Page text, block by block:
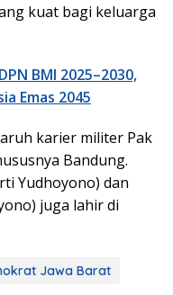
kuat bagi keluarga
BMI 2025–2030,
Emas 2045
karier militer Pak
Bandung.
Yudhoyono) dan
juga lahir di
Jawa Barat